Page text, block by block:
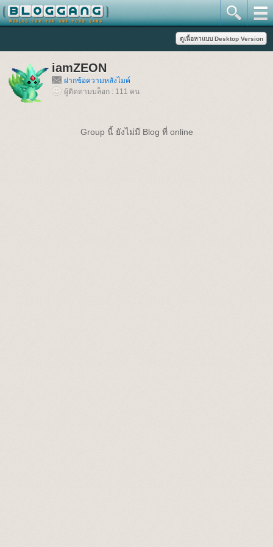
iamZEON
ฝากข้อความหลังไมค์
ผู้ติดตามบล็อก : 111 คน
Group นี้ ยังไม่มี Blog ที่ online